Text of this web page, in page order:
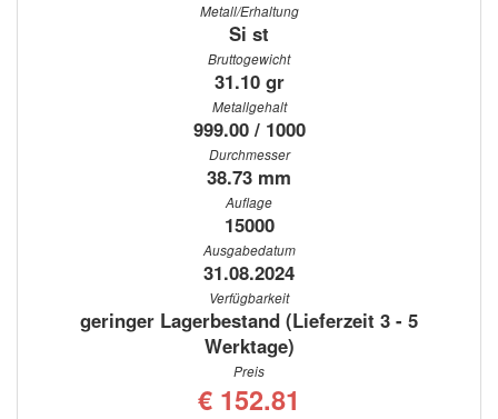
Metall/Erhaltung
Si st
Bruttogewicht
31.10 gr
Metallgehalt
999.00 / 1000
Durchmesser
38.73 mm
Auflage
15000
Ausgabedatum
31.08.2024
Verfügbarkeit
geringer Lagerbestand (Lieferzeit 3 - 5
Werktage)
Preis
€ 152.81